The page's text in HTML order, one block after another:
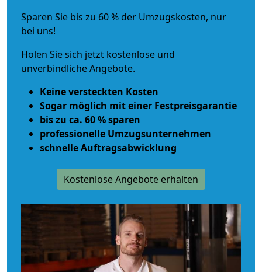
Sparen Sie bis zu 60 % der Umzugskosten, nur
bei uns!
Holen Sie sich jetzt kostenlose und
unverbindliche Angebote.
Keine versteckten Kosten
Sogar möglich mit einer Festpreisgarantie
bis zu ca. 60 % sparen
professionelle Umzugsunternehmen
schnelle Auftragsabwicklung
Kostenlose Angebote erhalten